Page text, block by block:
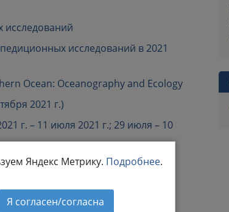
исследований
исследований в 2021
Ocean: Oceanography and Ecology
2021 г.)
г. – 11 июля 2021 г.; 29 июля – 10
исследований
– 10 октября 2020 г.)
и 26-30 августа 2020 г.)
Яндекс Метрику. Подробнее.
Я согласен/согласна